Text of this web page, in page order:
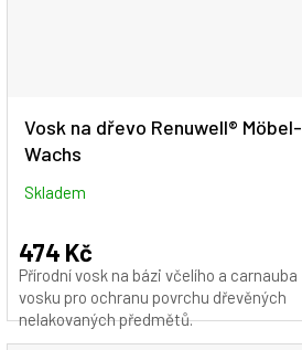
Vosk na dřevo Renuwell® Möbel-
Wachs
Skladem
474 Kč
Přírodní vosk na bázi včelího a carnauba
vosku pro ochranu povrchu dřevěných
nelakovaných předmětů.